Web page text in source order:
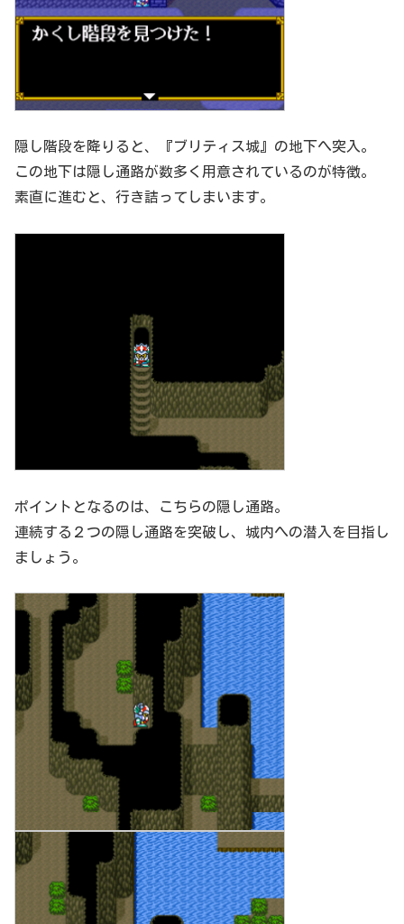
隠し階段を降りると、『ブリティス城』の地下へ突入。
この地下は隠し通路が数多く用意されているのが特徴。
素直に進むと、行き詰ってしまいます。
ポイントとなるのは、こちらの隠し通路。
連続する２つの隠し通路を突破し、城内への潜入を目指し
ましょう。